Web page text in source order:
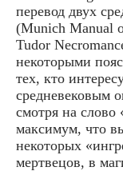
перевод двух
(Munich Manual
Tudor
некоторыми
тех, кто
средневековым
смотря на слово
максимум, что
некоторых
мертвецов, в